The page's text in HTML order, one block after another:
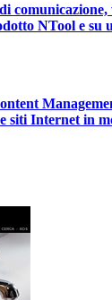
comunicazione,
NTool e su
siti Internet in